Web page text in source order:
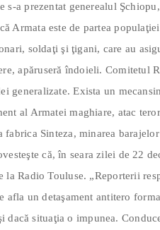
a prezentat generealul
Armata este de partea
soldaţi şi ţigani, care au
apăruseră îndoieli. Comitetul
generalizate. Exista un
al Armatei maghiare, atac
Sinteza, minarea
că, în seara zilei de 22
Radio Touluse. „Reporterii
un detaşament antitero
situaţia o impunea.